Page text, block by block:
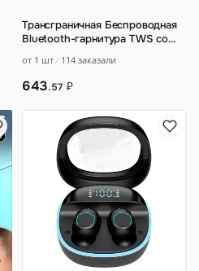
Трансграничная Беспроводная
Bluetooth-гарнитура TWS со
службы …
от 1 шт 114 заказали
643.57 ₽